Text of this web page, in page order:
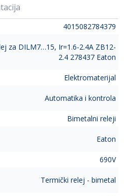
4015082784379
za DILM7…15, Ir=1.6-2.4A ZB12-
2.4 278437 Eaton
Elektromaterijal
Automatika i kontrola
Bimetalni releji
Eaton
690V
Termički relej - bimetal